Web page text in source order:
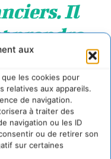
aux
les cookies pour
relatives aux appareils.
de navigation.
à traiter des
navigation ou les ID
ou de retirer son
sur certaines
Il
prendre
être
des
et
Cette